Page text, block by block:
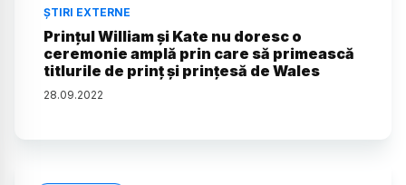
ȘTIRI EXTERNE
Prinţul William şi Kate nu doresc o
ceremonie amplă prin care să primească
titlurile de prinţ şi prinţesă de Wales
28.09.2022